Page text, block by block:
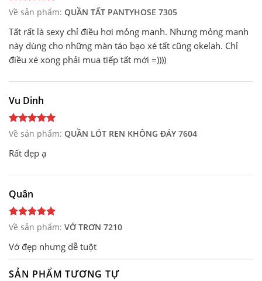
Về sản phẩm: QUẦN TẤT PANTYHOSE 7305
Tất rất là sexy chỉ điều hơi mỏng manh. Nhưng mỏng manh
này dùng cho những màn táo bạo xé tất cũng okelah. Chỉ
điều xé xong phải mua tiếp tất mới =))))
Vu Dinh
Về sản phẩm: QUẦN LÓT REN KHÔNG ĐÁY 7604
Rất đẹp ạ
Quân
Về sản phẩm: VỚ TRƠN 7210
Vớ đẹp nhưng dễ tuột
SẢN PHẨM TƯƠNG TỰ